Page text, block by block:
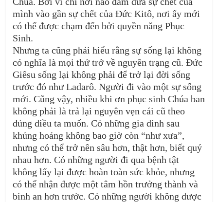
mình vào gần sự chết của Đức Kitô, nơi ấy mới
có thể được chạm đến bởi quyền năng Phục
Sinh.
Nhưng ta cũng phải hiểu rằng sự sống lại không
có nghĩa là mọi thứ trở về nguyên trạng cũ. Đức
Giêsu sống lại không phải để trở lại đời sống
trước đó như Ladarô. Người đi vào một sự sống
mới. Cũng vậy, nhiều khi ơn phục sinh Chúa ban
không phải là trả lại nguyên vẹn cái cũ theo
đúng điều ta muốn. Có những gia đình sau
khủng hoảng không bao giờ còn “như xưa”,
nhưng có thể trở nên sâu hơn, thật hơn, biết quý
nhau hơn. Có những người đi qua bệnh tật
không lấy lại được hoàn toàn sức khỏe, nhưng
có thể nhận được một tâm hồn trưởng thành và
bình an hơn trước. Có những người không được